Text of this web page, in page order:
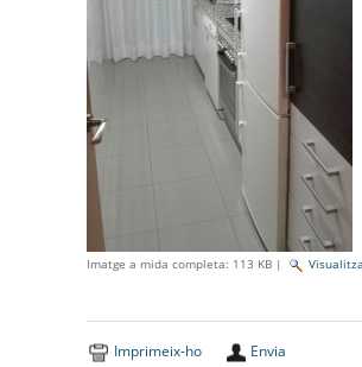
Imatge a mida completa: 113 KB | Visualitza
Imprimeix-ho Envia